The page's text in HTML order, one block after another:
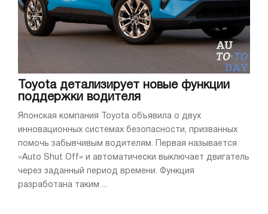
Toyota детализирует новые функции
поддержки водителя
Японская компания Toyota объявила о двух
инновационных системах безопасности, призванных
помочь забывчивым водителям. Первая называется
«Auto Shut Off» и автоматически выключает двигатель
через заданный период времени. Функция
разработана таким ...